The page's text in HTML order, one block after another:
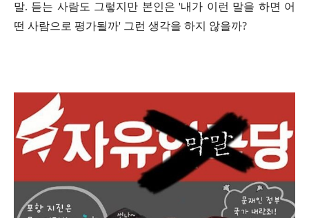
말. 듣는 사람도 그렇지만 본인은 '내가 이런 말을 하면 어
떤 사람으로 평가될까' 그런 생각을 하지 않을까?